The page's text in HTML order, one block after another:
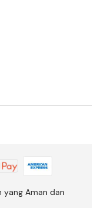
yang Aman dan